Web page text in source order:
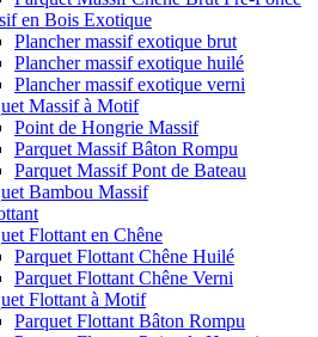
en Bois Exotique
Plancher massif exotique brut
Plancher massif exotique huilé
Plancher massif exotique verni
Massif à Motif
Point de Hongrie Massif
Parquet Massif Bâton Rompu
Parquet Massif Pont de Bateau
Bambou Massif
Flottant en Chêne
Parquet Flottant Chêne Huilé
Parquet Flottant Chêne Verni
Flottant à Motif
Parquet Flottant Bâton Rompu